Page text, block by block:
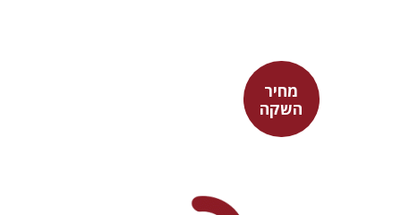
מחיר
השקה
אלון לבקוביץ